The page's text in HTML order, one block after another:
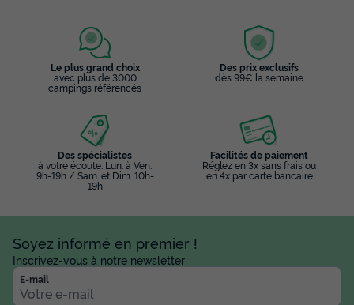
379 €
Voir les disponibilités
MOBILHOME 4 personnes - Mobil-home |
Comfort | 2 Ch. | 4 Pers. | Terrasse simple |
Clim.
Le plus grand choix
avec plus de 3000
campings référencés
Des prix exclusifs
dès 99€ la semaine
Des spécialistes
à votre écoute: Lun. à Ven.
9h-19h / Sam. et Dim. 10h-
19h
Facilités de paiement
Réglez en 3x sans frais ou
en 4x par carte bancaire
Soyez informé en premier !
Inscrivez-vous à notre newsletter
E-mail